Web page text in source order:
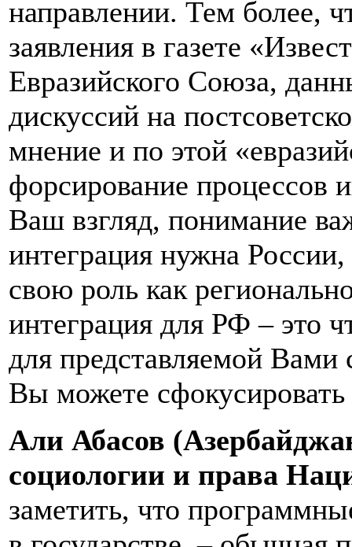
направлении. Тем более,
заявления в газете
Евразийского Союза,
дискуссий на
мнение и по этой
форсирование процессов
Ваш взгляд, понимание
интеграция нужна
свою роль как
интеграция для РФ – это
для представляемой
Вы можете
Али Абасов
социологии и права
заметить, что